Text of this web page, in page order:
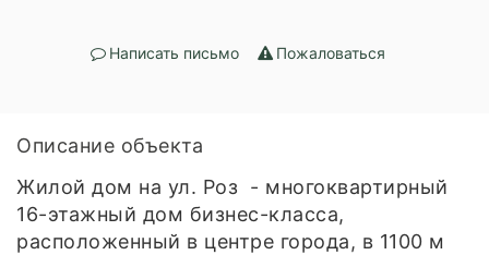
Написать письмо Пожаловаться
Описание объекта
Жилой дом на ул. Роз - многоквартирный
16-этажный дом бизнес-класса,
расположенный в центре города, в 1100 м